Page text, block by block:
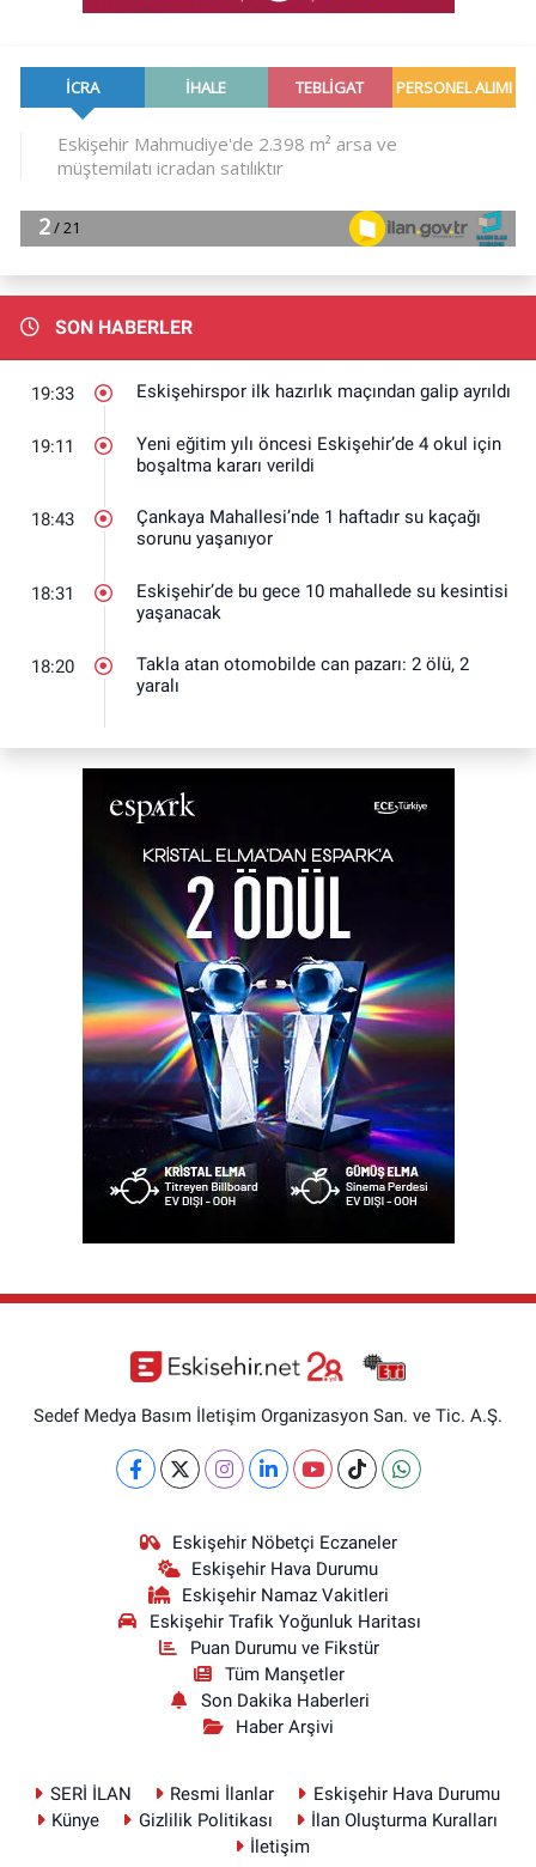
SON HABERLER
19:33 Eskişehirspor ilk hazırlık maçından galip ayrıldı
19:11
Yeni eğitim yılı öncesi Eskişehir’de 4 okul için
boşaltma kararı verildi
18:43
Çankaya Mahallesi’nde 1 haftadır su kaçağı
sorunu yaşanıyor
18:31
Eskişehir’de bu gece 10 mahallede su kesintisi
yaşanacak
18:20
Takla atan otomobilde can pazarı: 2 ölü, 2
yaralı
Sedef Medya Basım İletişim Organizasyon San. ve Tic. A.Ş.
Eskişehir Nöbetçi Eczaneler
Eskişehir Hava Durumu
Eskişehir Namaz Vakitleri
Eskişehir Trafik Yoğunluk Haritası
Puan Durumu ve Fikstür
Tüm Manşetler
Son Dakika Haberleri
Haber Arşivi
SERİ İLAN Resmi İlanlar
Eskişehir Hava Durumu
Künye
Gizlilik Politikası
İlan Oluşturma Kuralları
İletişim